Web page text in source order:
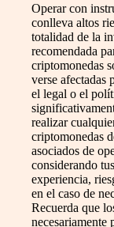
Operar con
conlleva altos
totalidad de la
recomendada
criptomonedas
verse afectadas
el legal o el
realizar
criptomonedas
asociados de
considerando
experiencia,
en el caso de
Recuerda que
necesariamente